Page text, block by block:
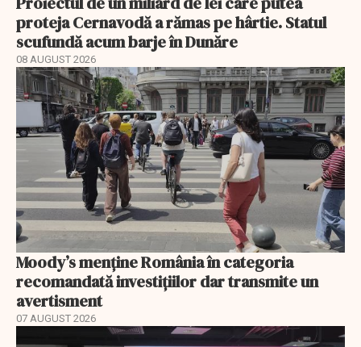
proteja Cernavodă a rămas pe hârtie. Statul
scufundă acum barje în Dunăre
08 AUGUST 2026
Moody’s menține România în categoria
recomandată investițiilor dar transmite un
avertisment
07 AUGUST 2026